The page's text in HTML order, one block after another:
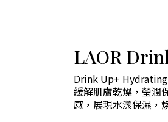
LAOR
Drink Up+
緩解肌膚乾燥，瑩潤
感，展現水漾保濕，